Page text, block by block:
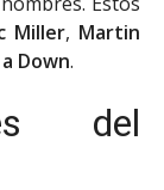
Miller, Martin
Down.
del